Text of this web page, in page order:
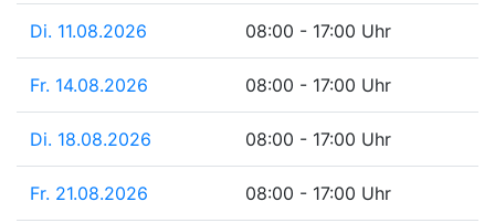
Di. 11.08.2026 08:00 - 17:00 Uhr
Fr. 14.08.2026 08:00 - 17:00 Uhr
Di. 18.08.2026 08:00 - 17:00 Uhr
Fr. 21.08.2026 08:00 - 17:00 Uhr